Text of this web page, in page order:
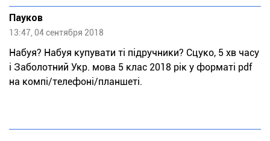
Пауков
13:47, 04 сентября 2018
Набуя? Набуя купувати ті підручники? Сцуко, 5 хв часу
і Заболотний Укр. мова 5 клас 2018 рік у форматі pdf
на компі/телефоні/планшеті.